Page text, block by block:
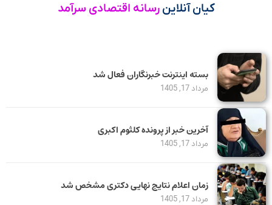
کیان آنلاین رسانه اقتصادی سرآمد
بسته اینترنت خبرنگاران فعال شد
مرداد 17, 1405
آخرین خبر از پرونده کلثوم اکبری
مرداد 17, 1405
زمان اعلام نتایج نهایی دکتری مشخص شد
مرداد 17, 1405